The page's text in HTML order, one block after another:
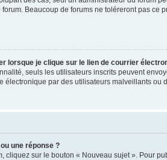
Beaucoup de forums ne toléreront pas
lorsque je clique sur le lien de courrier
seuls les utilisateurs inscrits peuvent
électronique par des utilisateurs malveillants ou
une réponse ?
cliquez sur le bouton « Nouveau sujet ». Pour